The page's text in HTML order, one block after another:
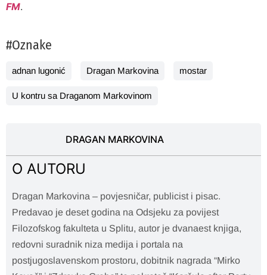
FM.
#Oznake
adnan lugonić Dragan Markovina mostar
U kontru sa Draganom Markovinom
DRAGAN MARKOVINA
O AUTORU
Dragan Markovina – povjesničar, publicist i pisac.
Predavao je deset godina na Odsjeku za povijest
Filozofskog fakulteta u Splitu, autor je dvanaest knjiga,
redovni suradnik niza medija i portala na
postjugoslavenskom prostoru, dobitnik nagrada “Mirko